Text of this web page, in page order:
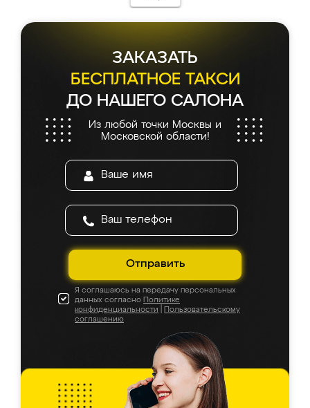
ЗАКАЗАТЬ
БЕСПЛАТНОЕ ТАКСИ
ДО НАШЕГО САЛОНА
Из любой точки Москвы и
Московской области!
Отправить
Я соглашаюсь на передачу персональных
данных согласно Политике
конфиденциальности
Пользовательскому
соглашению